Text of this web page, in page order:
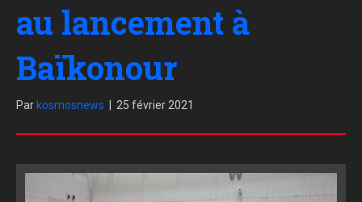
au lancement à
Baïkonour
Par kosmosnews 25 février 2021